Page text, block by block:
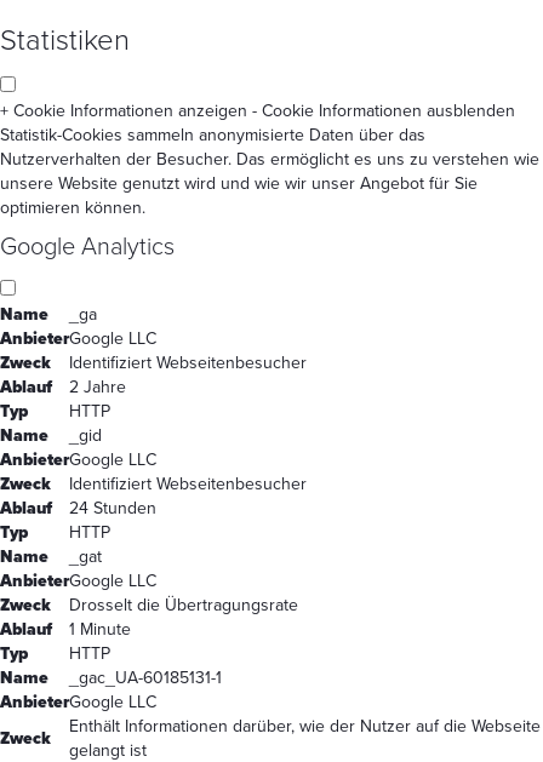
Statistiken
+ Cookie Informationen anzeigen - Cookie Informationen ausblenden
Statistik-Cookies sammeln anonymisierte Daten über das
Nutzerverhalten der Besucher. Das ermöglicht es uns zu verstehen wie
unsere Website genutzt wird und wie wir unser Angebot für Sie
optimieren können.
Google Analytics
Name
_ga
AnbieterGoogle LLC
Zweck
Identifiziert Webseitenbesucher
Ablauf
2 Jahre
Typ
HTTP
Name
_gid
AnbieterGoogle LLC
Zweck
Identifiziert Webseitenbesucher
Ablauf
24 Stunden
Typ
HTTP
Name
_gat
AnbieterGoogle LLC
Zweck
Drosselt die Übertragungsrate
Ablauf
1 Minute
Typ
HTTP
Name
_gac_UA-60185131-1
AnbieterGoogle LLC
Zweck
Enthält Informationen darüber, wie der Nutzer auf die Webseite
gelangt ist